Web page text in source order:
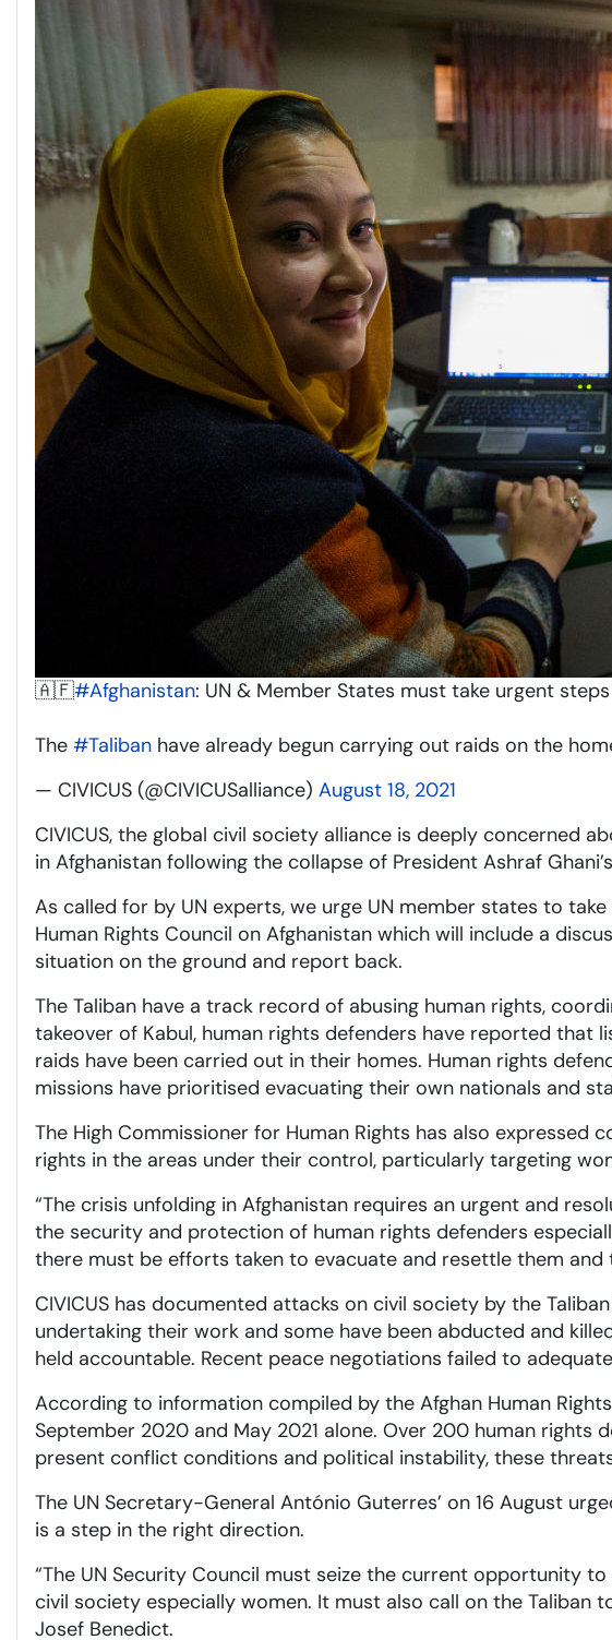
🇦🇫#Afghanistan: UN & Member States must take urgent
The #Taliban have already begun carrying out raids on the
— CIVICUS (@CIVICUSalliance) August 18, 2021
CIVICUS, the global civil society alliance is deeply concerned
in Afghanistan following the collapse of President Ashraf
As called for by UN experts, we urge UN member states to
Human Rights Council on Afghanistan which will include a
situation on the ground and report back.
The Taliban have a track record of abusing human rights,
takeover of Kabul, human rights defenders have reported that
raids have been carried out in their homes. Human rights
missions have prioritised evacuating their own nationals and
The High Commissioner for Human Rights has also
rights in the areas under their control, particularly targeting
“The crisis unfolding in Afghanistan requires an urgent and
the security and protection of human rights defenders
there must be efforts taken to evacuate and resettle them and
CIVICUS has documented attacks on civil society by the
undertaking their work and some have been abducted and
held accountable. Recent peace negotiations failed to
According to information compiled by the Afghan Human
September 2020 and May 2021 alone. Over 200 human
present conflict conditions and political instability, these
The UN Secretary-General António Guterres’ on 16 August
is a step in the right direction.
“The UN Security Council must seize the current opportunity
civil society especially women. It must also call on the Taliban
Josef Benedict.